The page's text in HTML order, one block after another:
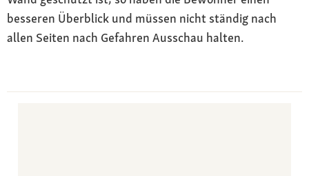
besseren Überblick und müssen nicht ständig nach
allen Seiten nach Gefahren Ausschau halten.